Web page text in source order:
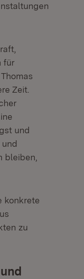
für
Zeit.
und
bleiben,
konkrete
zu